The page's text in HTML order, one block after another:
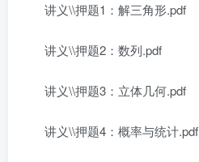
讲义\\押题1：解三角形.pdf
讲义\\押题2：数列.pdf
讲义\\押题3：立体几何.pdf
讲义\\押题4：概率与统计.pdf